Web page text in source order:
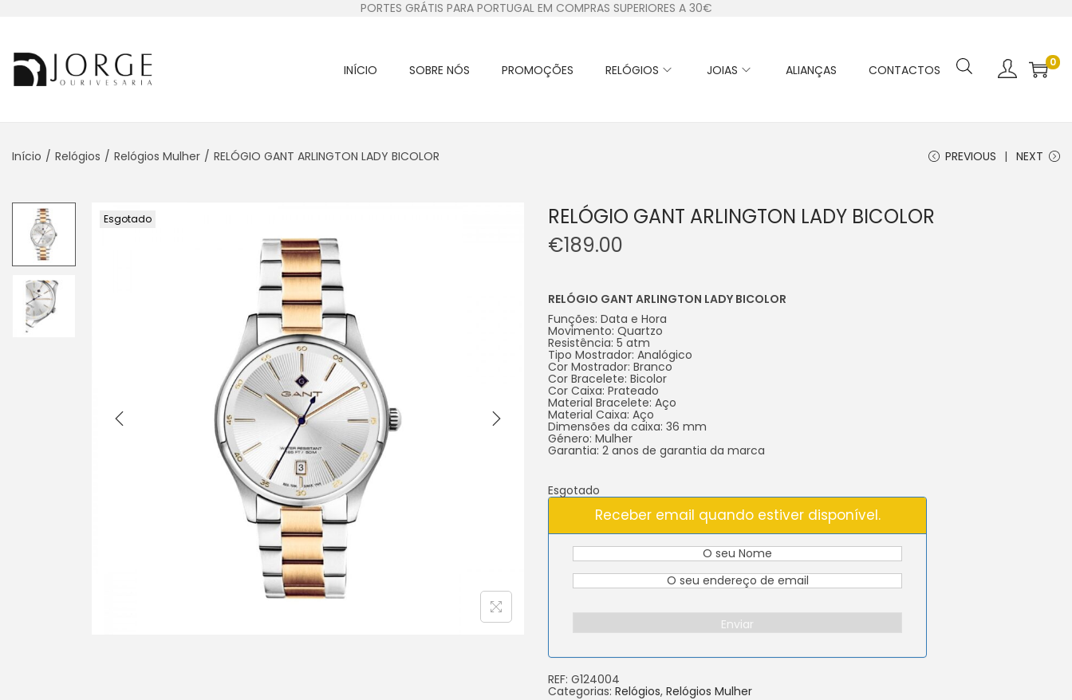
PORTES GRÁTIS PARA PORTUGAL EM COMPRAS SUPERIORES A 30€
INÍCIO SOBRE NÓS PROMOÇÕES RELÓGIOS JOIAS ALIANÇAS CONTACTOS 0
Início / Relógios / Relógios Mulher / RELÓGIO GANT ARLINGTON LADY BICOLOR PREVIOUS NEXT
Esgotado
RELÓGIO GANT ARLINGTON LADY BICOLOR
€189.00
RELÓGIO GANT ARLINGTON LADY BICOLOR
Funções: Data e Hora
Movimento: Quartzo
Resistência: 5 atm
Tipo Mostrador: Analógico
Cor Mostrador: Branco
Cor Bracelete: Bicolor
Cor Caixa: Prateado
Material Bracelete: Aço
Material Caixa: Aço
Dimensões da caixa: 36 mm
Género: Mulher
Garantia: 2 anos de garantia da marca
Esgotado
Receber email quando estiver disponível.
Enviar
REF: G124004
Categorias: Relógios, Relógios Mulher